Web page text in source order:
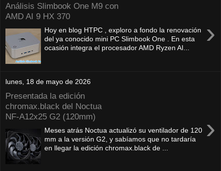
Análisis Slimbook One M9 con
AMD AI 9 HX 370
›
Hoy en blog HTPC , exploro a fondo la renovación
del ya conocido mini PC Slimbook One . En esta
ocasión integra el procesador AMD Ryzen AI...
lunes, 18 de mayo de 2026
Presentada la edición
chromax.black del Noctua
NF‑A12x25 G2 (120mm)
›
Meses atrás Noctua actualizó su ventilador de 120
mm a la versión G2, y sabíamos que no tardaría
en llegar la edición chromax.black de ...